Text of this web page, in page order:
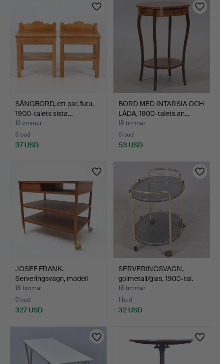
SÄNGBORD, ett par, furu,
1900-talets sista…
16 timmar
3 bud
37 USD
BORD MED INTARSIA OCH
LÅDA, 1800-talets an…
18 timmar
6 bud
53 USD
JOSEF FRANK.
Serveringsvagn, modell
2177, …
18 timmar
9 bud
327 USD
SERVERINGSVAGN,
golmetall/glas, 1900-tal.
18 timmar
1 bud
32 USD